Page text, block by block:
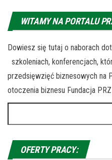
WITAMY NA PORTALU
Dowiesz się tutaj o naborach
szkoleniach, konferencjach,
przedsięwzięć biznesowych na
otoczenia biznesu Fundacja
OFERTY PRACY: